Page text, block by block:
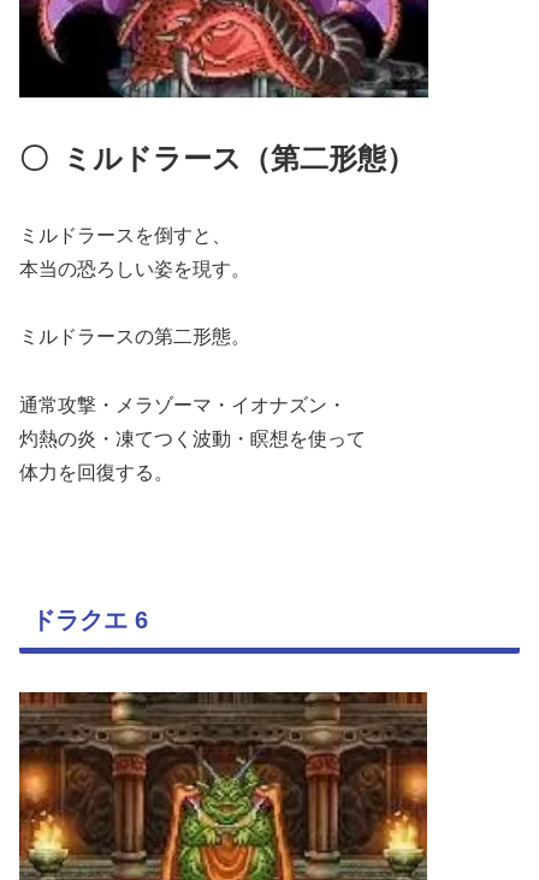
〇 ミルドラース（第二形態）
ミルドラースを倒すと、
本当の恐ろしい姿を現す。
ミルドラースの第二形態。
通常攻撃・メラゾーマ・イオナズン・
灼熱の炎・凍てつく波動・瞑想を使って
体力を回復する。
ドラクエ 6